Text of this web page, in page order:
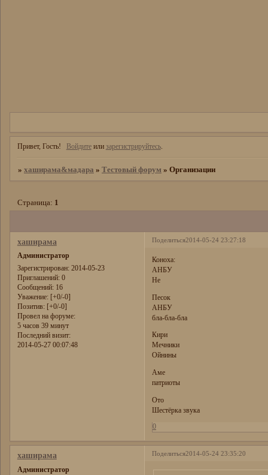
Привет, Гость! Войдитеили зарегистрируйтесь.
» хаширама&мадара » Тестовый форум » Организации
Страница: 1
Поделиться2014-05-24 23:27:18
хаширама
Администратор
Зарегистрирован: 2014-05-23
Приглашений:0
Сообщений:16
Уважение: [+0/-0]
Позитив: [+0/-0]
Провел на форуме:
5 часов 39 минут
Последний визит:
2014-05-27 00:07:48
Коноха:
АНБУ
Не
Песок
АНБУ
бла-бла-бла
Кири
Мечники
Ойнины
Аме
патриоты
Ото
Шестёрка звука
0
Поделиться2014-05-24 23:35:20
хаширама
Администратор